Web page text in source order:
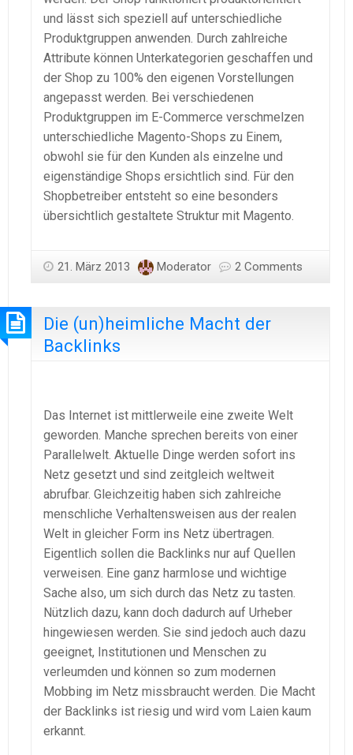
und lässt sich speziell auf unterschiedliche
Produktgruppen anwenden. Durch zahlreiche
Attribute können Unterkategorien geschaffen und
der Shop zu 100% den eigenen Vorstellungen
angepasst werden. Bei verschiedenen
Produktgruppen im E-Commerce verschmelzen
unterschiedliche Magento-Shops zu Einem,
obwohl sie für den Kunden als einzelne und
eigenständige Shops ersichtlich sind. Für den
Shopbetreiber entsteht so eine besonders
übersichtlich gestaltete Struktur mit Magento.
21. März 2013 Moderator 2 Comments
Die (un)heimliche Macht der
Backlinks
Das Internet ist mittlerweile eine zweite Welt
geworden. Manche sprechen bereits von einer
Parallelwelt. Aktuelle Dinge werden sofort ins
Netz gesetzt und sind zeitgleich weltweit
abrufbar. Gleichzeitig haben sich zahlreiche
menschliche Verhaltensweisen aus der realen
Welt in gleicher Form ins Netz übertragen.
Eigentlich sollen die Backlinks nur auf Quellen
verweisen. Eine ganz harmlose und wichtige
Sache also, um sich durch das Netz zu tasten.
Nützlich dazu, kann doch dadurch auf Urheber
hingewiesen werden. Sie sind jedoch auch dazu
geeignet, Institutionen und Menschen zu
verleumden und können so zum modernen
Mobbing im Netz missbraucht werden. Die Macht
der Backlinks ist riesig und wird vom Laien kaum
erkannt.